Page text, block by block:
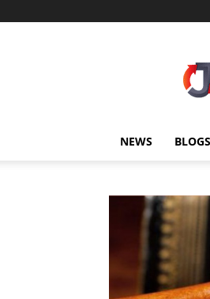
NEWS BLOGS